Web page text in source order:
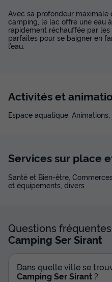
CHALET 7
30m² - 2 chambres
TV + Lave-vaiselle
Terrasse couverte Accès wifi
Barbecue
Cafetière
+ 6
chambres + terrasse
du16/09/2026au23/
Modifier les dates
Voir les
Avec sa profondeur maximale
camping, le lac offre une eau
rapidement réchauffée par
parfaites pour se baigner en
l’eau.
Activités et
Espace aquatique,
Services sur place
Santé et Bien-être,
et équipements, divers
Questions
Camping Ser Sirant
Dans quelle ville se
Camping Ser Sirant ?